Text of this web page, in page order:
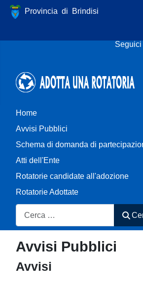
Provincia di Brindisi
Seguici
Home
Avvisi Pubblici
Schema di domanda di
Atti dell'Ente
Rotatorie candidate all'adozione
Rotatorie Adottate
Avvisi Pubblici
Avvisi